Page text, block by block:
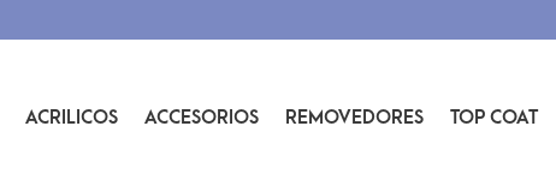
ACRILICOS ACCESORIOS REMOVEDORES TOP COAT